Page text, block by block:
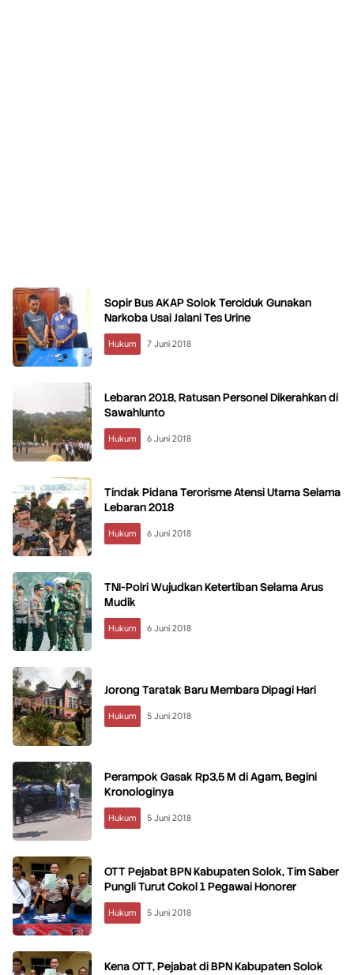
Sopir Bus AKAP Solok Terciduk Gunakan
Narkoba Usai Jalani Tes Urine
Hukum 7 Juni 2018
Lebaran 2018, Ratusan Personel Dikerahkan di
Sawahlunto
Hukum 6 Juni 2018
Tindak Pidana Terorisme Atensi Utama Selama
Lebaran 2018
Hukum 6 Juni 2018
TNI-Polri Wujudkan Ketertiban Selama Arus
Mudik
Hukum 6 Juni 2018
Jorong Taratak Baru Membara Dipagi Hari
Hukum 5 Juni 2018
Perampok Gasak Rp3,5 M di Agam, Begini
Kronologinya
Hukum 5 Juni 2018
OTT Pejabat BPN Kabupaten Solok, Tim Saber
Pungli Turut Cokol 1 Pegawai Honorer
Hukum 5 Juni 2018
Kena OTT, Pejabat di BPN Kabupaten Solok